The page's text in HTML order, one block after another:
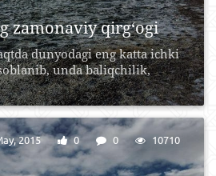
zamonaviy qirg‘ogi
dunyodagi eng katta ichki
unda baliqchilik,
2015 0 0 10710